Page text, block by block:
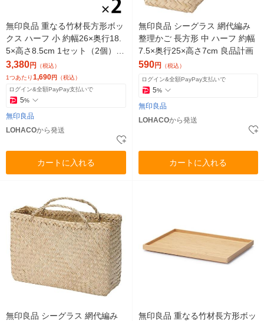
無印良品 重なる竹材長方形ボッ
クス ハーフ 小 約幅26×奥行18.
5×高さ8.5cm 1セット（2個）
良品計画
3,380円
（税込）
1つあたり1,690円 （税込）
ログイン&全額PayPay支払いで
5%
無印良品
LOHACOから発送
カートに入れる
無印良品 シーグラス 網代編み
整理かご 長方形 中 ハーフ 約幅
7.5×奥行25×高さ7cm 良品計画
590円 （税込）
ログイン&全額PayPay支払いで
5%
無印良品
LOHACOから発送
カートに入れる
無印良品 シーグラス 網代編み
無印良品 重なる竹材長方形ボッ